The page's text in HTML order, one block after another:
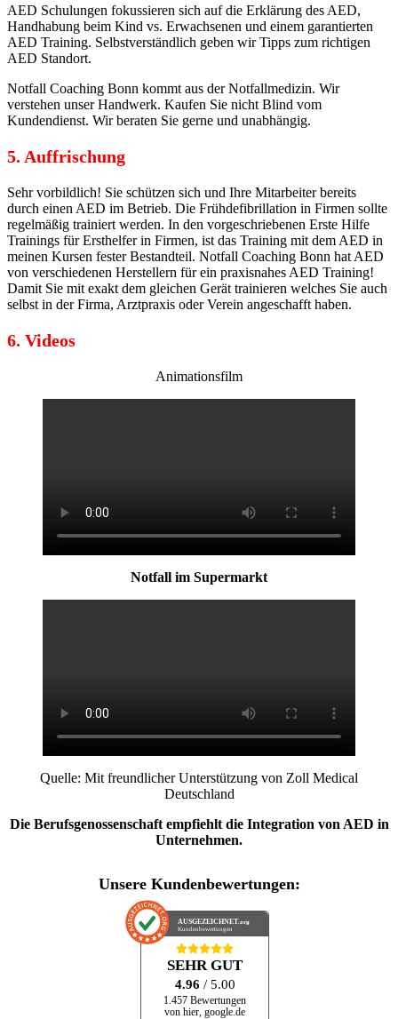
AED Schulungen fokussieren sich auf die Erklärung des AED,
Handhabung beim Kind vs. Erwachsenen und einem garantierten
AED Training. Selbstverständlich geben wir Tipps zum richtigen
AED Standort.
Notfall Coaching Bonn kommt aus der Notfallmedizin. Wir
verstehen unser Handwerk. Kaufen Sie nicht Blind vom
Kundendienst. Wir beraten Sie gerne und unabhängig.
5. Auffrischung
Sehr vorbildlich! Sie schützen sich und Ihre Mitarbeiter bereits
durch einen AED im Betrieb. Die Frühdefibrillation in Firmen sollte
regelmäßig trainiert werden. In den vorgeschriebenen Erste Hilfe
Trainings für Ersthelfer in Firmen, ist das Training mit dem AED in
meinen Kursen fester Bestandteil. Notfall Coaching Bonn hat AED
von verschiedenen Herstellern für ein praxisnahes AED Training!
Damit Sie mit exakt dem gleichen Gerät trainieren welches Sie auch
selbst in der Firma, Arztpraxis oder Verein angeschafft haben.
6. Videos
Animationsfilm
Notfall im Supermarkt
Quelle: Mit freundlicher Unterstützung von Zoll Medical
Deutschland
Die Berufsgenossenschaft empfiehlt die Integration von AED in
Unternehmen.
Unsere Kundenbewertungen:
AUSGEZEICHNET.org
Kundenbewertungen
SEHR GUT
4.96 / 5.00
1.457 Bewertungen
von hier, google.de